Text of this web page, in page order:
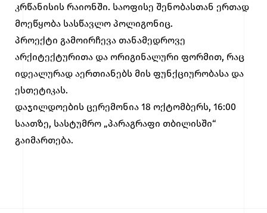
კრწანისის რაიონში. საოფისე შენობასთან ერთად
მოეწყობა სასწავლო პოლიგონიც.
პროექტი გამოირჩევა თანამედროვე
არქიტექტურითა და ორიგინალური ფორმით, რაც
იდეალურად აერთიანებს მის ფუნქციურობასა და
ესთეტიკას.
დაჯილდოების ცერემონია 18 ოქტომბერს, 16:00
საათზე, სასტუმრო „პარაგრაფი თბილისში“
გაიმართება.